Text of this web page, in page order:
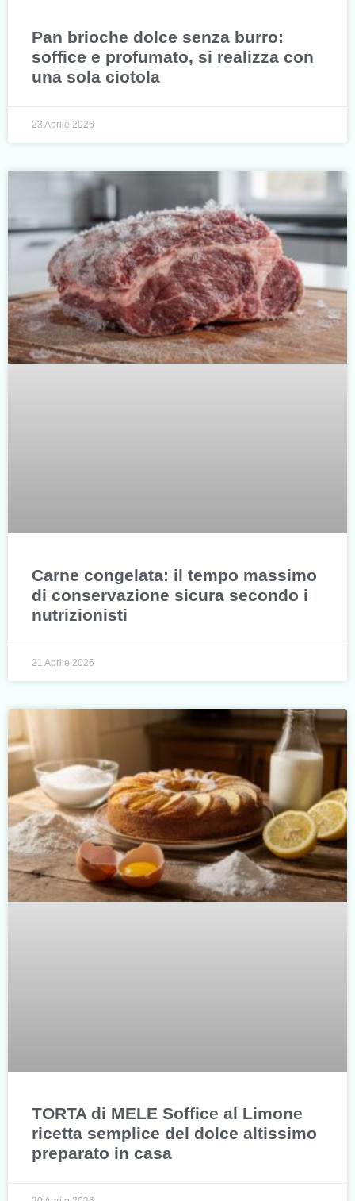
Pan brioche dolce senza burro:
soffice e profumato, si realizza con
una sola ciotola
23 Aprile 2026
Carne congelata: il tempo massimo
di conservazione sicura secondo i
nutrizionisti
21 Aprile 2026
TORTA di MELE Soffice al Limone
ricetta semplice del dolce altissimo
preparato in casa